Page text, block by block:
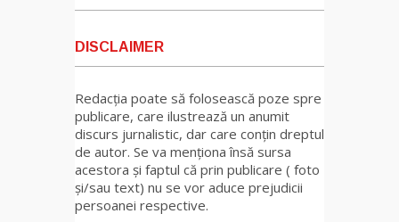
DISCLAIMER
Redacția poate să folosească poze spre
publicare, care ilustrează un anumit
discurs jurnalistic, dar care conțin dreptul
de autor. Se va menționa însă sursa
acestora și faptul că prin publicare ( foto
și/sau text) nu se vor aduce prejudicii
persoanei respective.